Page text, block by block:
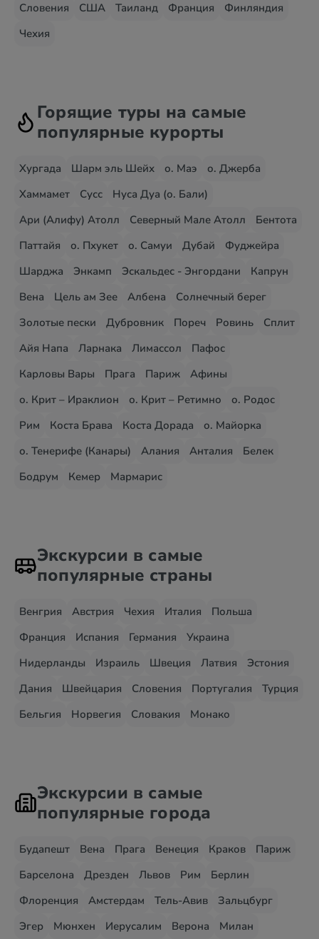
Словения
США Таиланд Франция
Финляндия
Чехия
Горящие туры на самые
популярные курорты
Хургада Шарм эль Шейх о. Маэ
о. Джерба
Хаммамет
Сусс
Нуса Дуа (о. Бали)
Ари (Алифу) Атолл
Северный Мале Атолл
Бентота
Паттайя
о. Пхукет о. Самуи Дубай
Фуджейра
Шарджа
Энкамп Эскальдес - Энгордани
Капрун
Вена
Цель ам Зее Албена
Солнечный берег
Золотые пески
Дубровник Пореч Ровинь
Сплит
Айя Напа
Ларнака Лимассол
Пафос
Карловы Вары
Прага Париж
Афины
о. Крит – Ираклион
о. Крит – Ретимно
о. Родос
Рим
Коста Брава Коста Дорада
о. Майорка
о. Тенерифе (Канары)
Алания Анталия
Белек
Бодрум
Кемер Мармарис
Экскурсии в самые
популярные страны
Венгрия Австрия Чехия Италия
Польша
Франция
Испания Германия
Украина
Нидерланды
Израиль Швеция Латвия
Эстония
Дания
Швейцария Словения Португалия
Турция
Бельгия
Норвегия Словакия Монако
Экскурсии в самые
популярные города
Будапешт Вена Прага Венеция Краков
Париж
Барселона
Дрезден Львов Рим
Берлин
Флоренция
Амстердам Тель-Авив
Зальцбург
Эгер
Мюнхен Иерусалим Верона
Милан